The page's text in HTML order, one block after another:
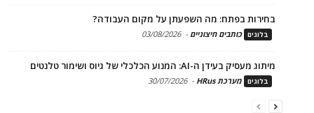
בחירות בפתח: מה השפעתן על מקום העבודה?
בלוגים כותבים חיצוניים -
03/08/2026
מיתוג מעסיק בעידן ה-AI: המנוע הכלכלי של גיוס ושימור טלנטים
בלוגים מערכת HRus -
30/07/2026